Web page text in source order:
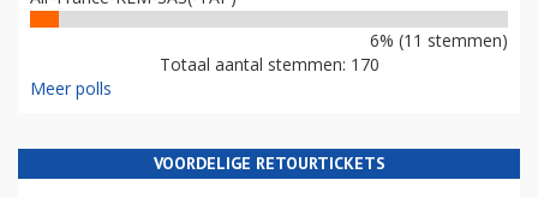
6% (11 stemmen)
Totaal aantal stemmen: 170
Meer polls
VOORDELIGE RETOURTICKETS